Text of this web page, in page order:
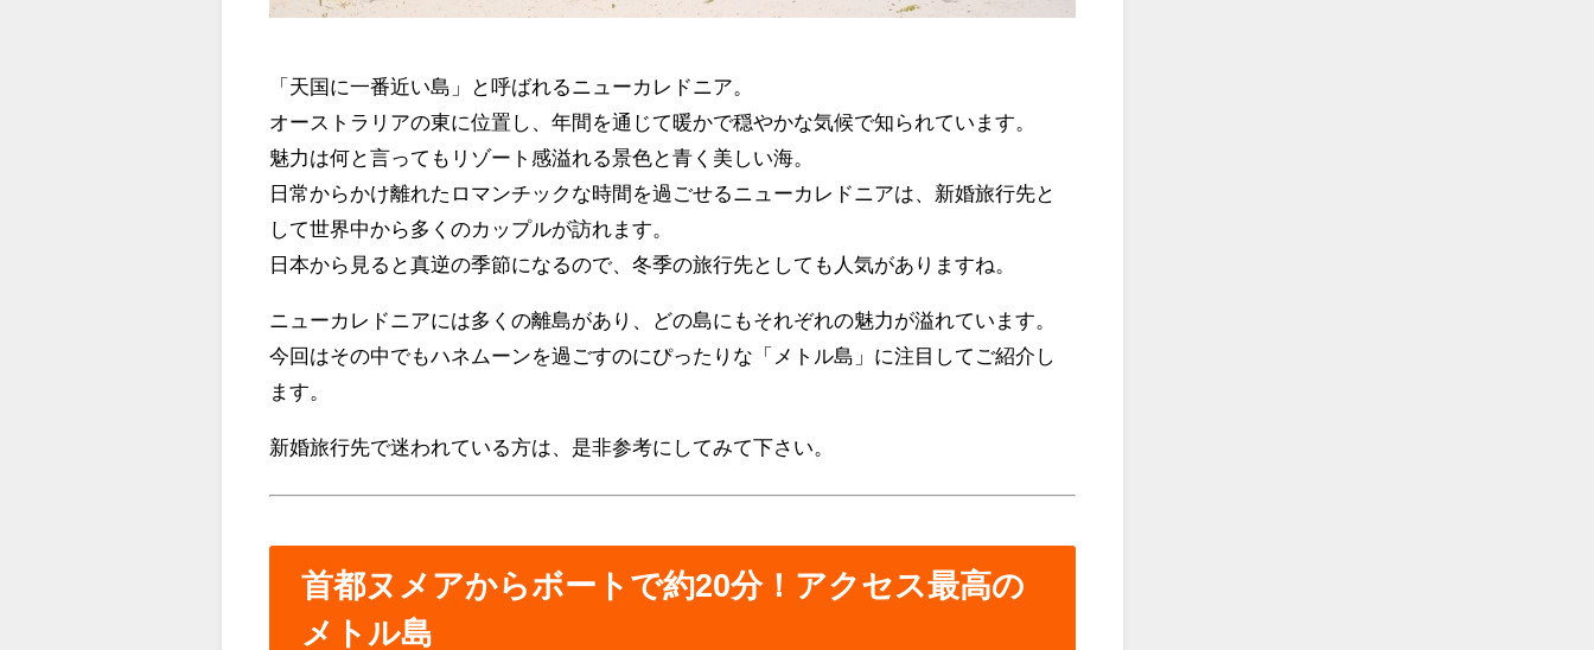
「天国に一番近い島」と呼ばれるニューカレドニア。
オーストラリアの東に位置し、年間を通じて暖かで穏やかな気候で知られています。
魅力は何と言ってもリゾート感溢れる景色と青く美しい海。
日常からかけ離れたロマンチックな時間を過ごせるニューカレドニアは、新婚旅行先と
して世界中から多くのカップルが訪れます。
日本から見ると真逆の季節になるので、冬季の旅行先としても人気がありますね。
ニューカレドニアには多くの離島があり、どの島にもそれぞれの魅力が溢れています。
今回はその中でもハネムーンを過ごすのにぴったりな「メトル島」に注目してご紹介し
ます。
新婚旅行先で迷われている方は、是非参考にしてみて下さい。
首都ヌメアからボートで約20分！アクセス最高の
メトル島